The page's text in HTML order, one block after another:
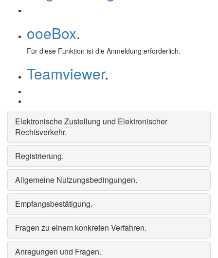
ooeBox.
Für diese Funktion ist die Anmeldung erforderlich.
Teamviewer.
Elektronische Zustellung und Elektronischer
Rechtsverkehr.
Registrierung.
Allgemeine Nutzungsbedingungen.
Empfangsbestätigung.
Fragen zu einem konkreten Verfahren.
Anregungen und Fragen.